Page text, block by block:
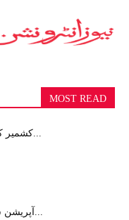
MOST READ
کشمیر کے لیے ٹرین: ریل را...